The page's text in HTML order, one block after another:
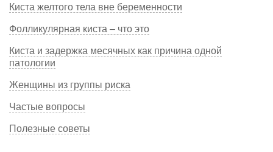
Киста желтого тела вне беременности
Фолликулярная киста – что это
Киста и задержка месячных как причина одной
патологии
Женщины из группы риска
Частые вопросы
Полезные советы